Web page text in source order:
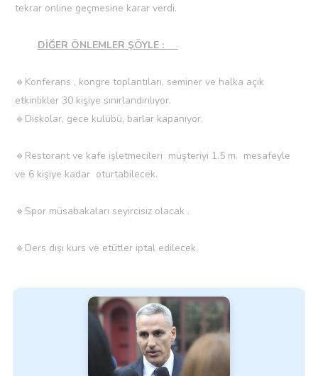
tekrar online geçmesine karar verdi.
DİĞER ÖNLEMLER ŞÖYLE :
🔹Konferans , kongre toplantıları, seminer ve halka açık
etkinlikler 30 kişiye sınırlandırılıyor.
🔹Diskolar, gece kulübü, barlar kapanıyor.
🔹Restorant ve kafe işletmecileri müşteriyi 1.5 m. mesafeyle
ve 6 kişiye kadar oturtabilecek.
🔹Spor müsabakaları seyircisiz olacak .
🔹Ders dışı kurs ve etütler iptal edilecek.